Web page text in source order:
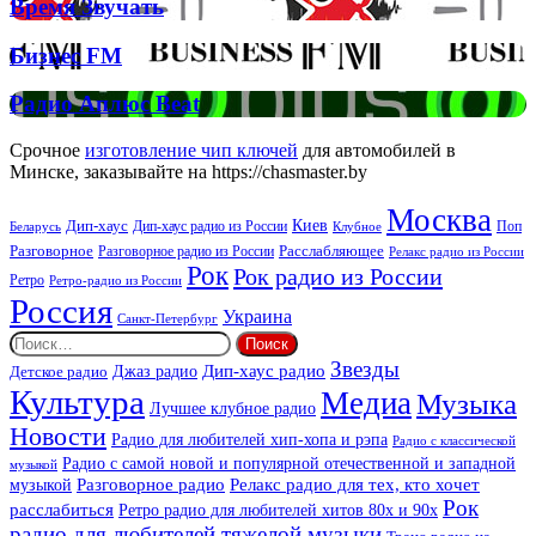
Спірс
Звучать
Время Звучать
Бизнес
Бизнес FM
Радио
Аплюс
Beat
Радио Аплюс Beat
Срочное изготовление чип ключей для автомобилей в
Минске, заказывайте на https://chasmaster.by
Беларусь Дип-хаус Дип-хаус радио из России Киев Клубное Москва Поп
Разговорное Разговорное радио из России Расслабляющее Релакс радио из России
Ретро Ретро-радио из России РокРок радио из России
Россия Санкт-Петербург Украина
Найти:
Детское радио Джаз радио Дип-хаус радио Звезды
Культура Лучшее клубное радио МедиаМузыка
Новости Радио для любителей хип-хопа и рэпа Радио с классической
музыкой Радио с самой новой и популярной отечественной и западной
музыкой Разговорное радио Релакс радио для тех, кто хочет
расслабиться Ретро радио для любителей хитов 80х и 90х Рок